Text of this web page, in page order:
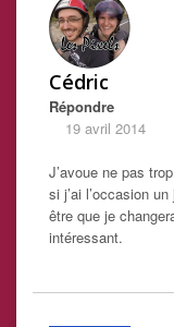
Cédric
Répondre
19 avril 2014
J’avoue ne pas
si j’ai l’occasion
être que je
intéressant.